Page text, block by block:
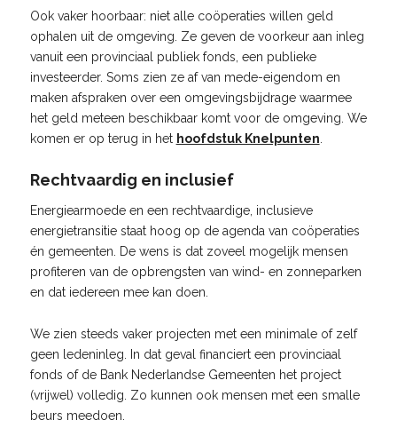
Ook vaker hoorbaar: niet alle coöperaties willen geld
ophalen uit de omgeving. Ze geven de voorkeur aan inleg
vanuit een provinciaal publiek fonds, een publieke
investeerder. Soms zien ze af van mede-eigendom en
maken afspraken over een omgevingsbijdrage waarmee
het geld meteen beschikbaar komt voor de omgeving. We
komen er op terug in het hoofdstuk Knelpunten.
Rechtvaardig en inclusief
Energiearmoede en een rechtvaardige, inclusieve
energietransitie staat hoog op de agenda van coöperaties
én gemeenten. De wens is dat zoveel mogelijk mensen
profiteren van de opbrengsten van wind- en zonneparken
en dat iedereen mee kan doen.
We zien steeds vaker projecten met een minimale of zelf
geen ledeninleg. In dat geval financiert een provinciaal
fonds of de Bank Nederlandse Gemeenten het project
(vrijwel) volledig. Zo kunnen ook mensen met een smalle
beurs meedoen.